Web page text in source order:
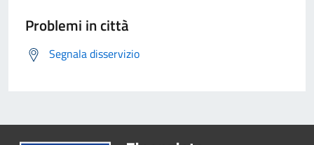
Problemi in città
Segnala disservizio